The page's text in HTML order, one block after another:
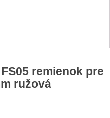
remienok pre
ružová